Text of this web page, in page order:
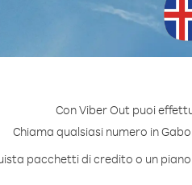
Con Viber Out puoi
Chiama qualsiasi numero in
pacchetti di credito o un